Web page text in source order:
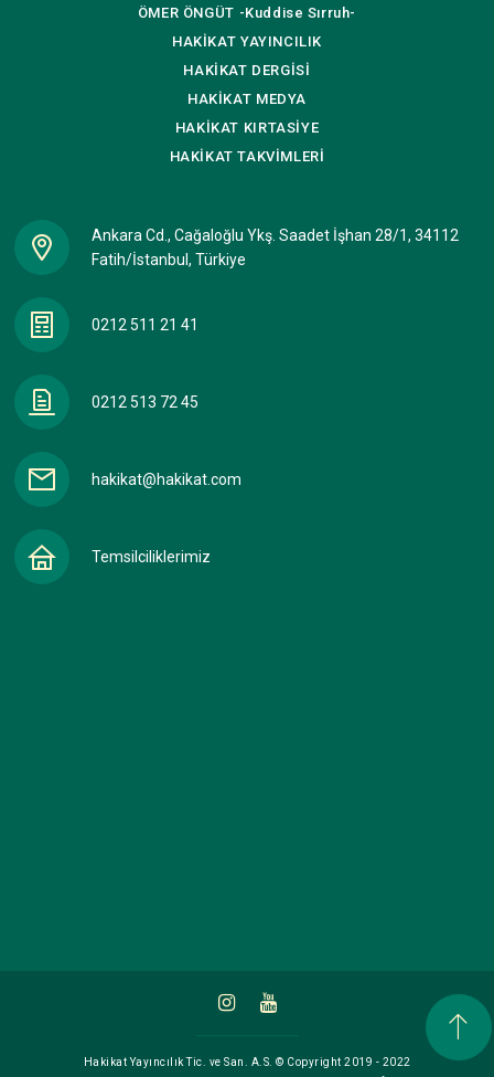
ÖMER ÖNGÜT -Kuddise Sırruh-
HAKİKAT YAYINCILIK
HAKİKAT DERGİSİ
HAKİKAT MEDYA
HAKİKAT KIRTASİYE
HAKİKATTAKVİMLERİ
Ankara Cd., Cağaloğlu Ykş. Saadet İşhan 28/1, 34112
Fatih/İstanbul, Türkiye
0212 511 21 41
0212 513 72 45
hakikat@hakikat.com
Temsilciliklerimiz
Hakikat Yayıncılık Tic. ve San. A.S. © Copyright 2019 - 2022